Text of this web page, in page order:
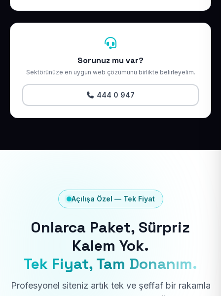
Sorunuz mu var?
Sektörünüze en uygun web çözümünü birlikte belirleyelim.
444 0 947
Açılışa Özel — Tek Fiyat
Onlarca Paket, Sürpriz
Kalem Yok.
Tek Fiyat, Tam Donanım.
Profesyonel siteniz artık tek ve şeffaf bir rakamla